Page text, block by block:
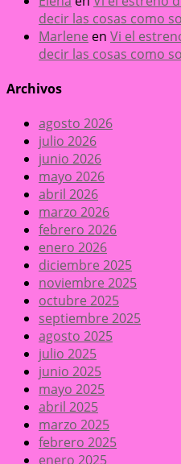
decir las cosas como
Marlene en Vi el
decir las cosas como
Archivos
agosto 2026
julio 2026
junio 2026
mayo 2026
abril 2026
marzo 2026
febrero 2026
enero 2026
diciembre 2025
noviembre 2025
octubre 2025
septiembre 2025
agosto 2025
julio 2025
junio 2025
mayo 2025
abril 2025
marzo 2025
febrero 2025
enero 2025